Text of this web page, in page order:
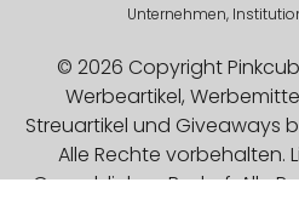
Unternehmen,
© 2026 Copyright
Werbeartikel,
Streuartikel und Giveaways
Alle Rechte vorbehalten.
Gewerblichen Bedarf. Alle